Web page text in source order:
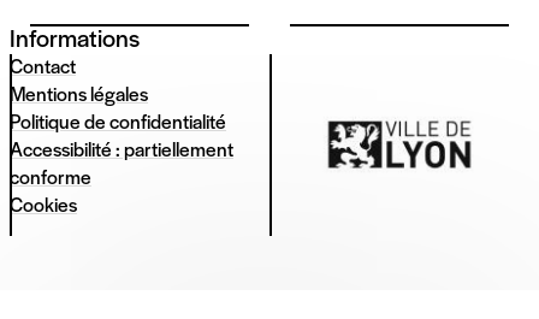
Informations
Contact
Mentions légales
Politique de confidentialité
Accessibilité : partiellement
conforme
Cookies